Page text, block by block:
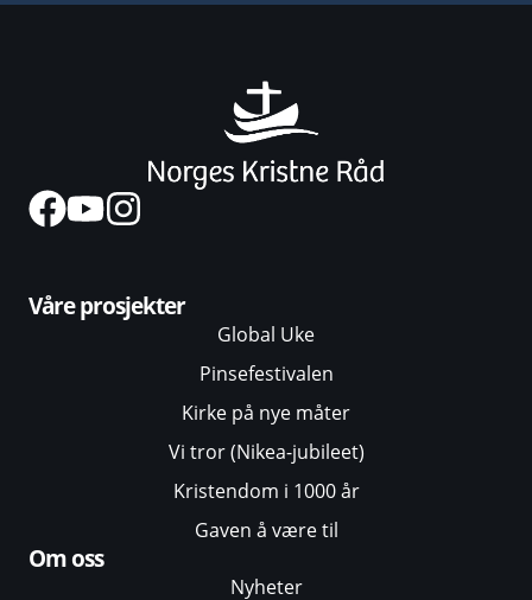
Våre prosjekter
Global Uke
Pinsefestivalen
Kirke på nye måter
Vi tror (Nikea-jubileet)
Kristendom i 1000 år
Gaven å være til
Om oss
Nyheter